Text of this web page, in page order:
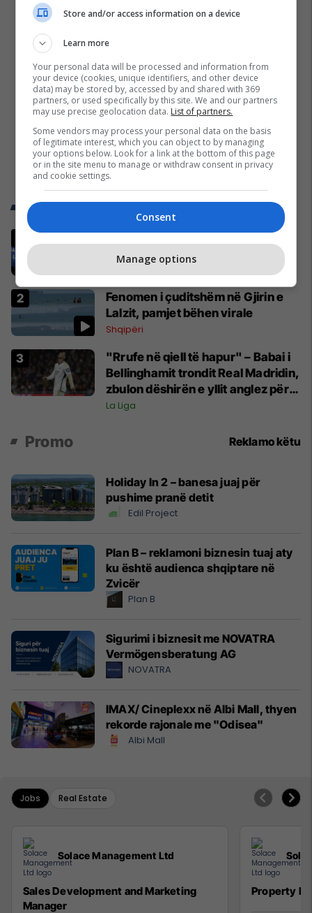
Trend Telegrafi
Gjithçka që ndodhi në Kuvendin e
jashtëzakonshëm të LDK-së
Fenomen i çuditshëm në Gjirin e
Lalzit, pamjet bëhen virale
Shqipëri
"Rrufe në qiell të hapur" – Babai i
Bellinghamit trondit Real Madridin,
zbulon dëshirën e yllit anglez për
largim
La Liga
Promo Reklamo këtu
Holiday In 2 – banesa juaj për
pushime pranë detit
Edil Project
Plan B – reklamoni biznesin tuaj aty
ku është audienca shqiptare në
Zvicër
Plan B
Sigurimi i biznesit me NOVATRA
Vermögensberatung AG
NOVATRA
IMAX/ Cineplexx në Albi Mall, thyen
rekorde rajonale me "Odisea"
Albi Mall
Jobs Real Estate
Solace Management Ltd
Sales Development and Marketing
Manager
Property
Store and/or access information on a device
Learn more
Your personal data will be processed and information from
your device (cookies, unique identifiers, and other device
data) may be stored by, accessed by and shared with 369
partners, or used specifically by this site. We and our partners
may use precise geolocation data. List of partners.
Some vendors may process your personal data on the basis
of legitimate interest, which you can object to by managing
your options below. Look for a link at the bottom of this page
or in the site menu to manage or withdraw consent in privacy
and cookie settings.
Consent
Manage options